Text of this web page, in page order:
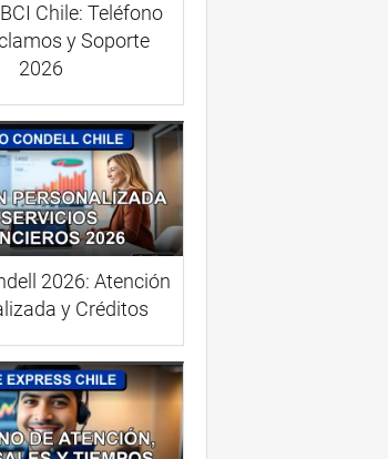
Chile: Teléfono
y Soporte
2026
2026: Atención
y Créditos